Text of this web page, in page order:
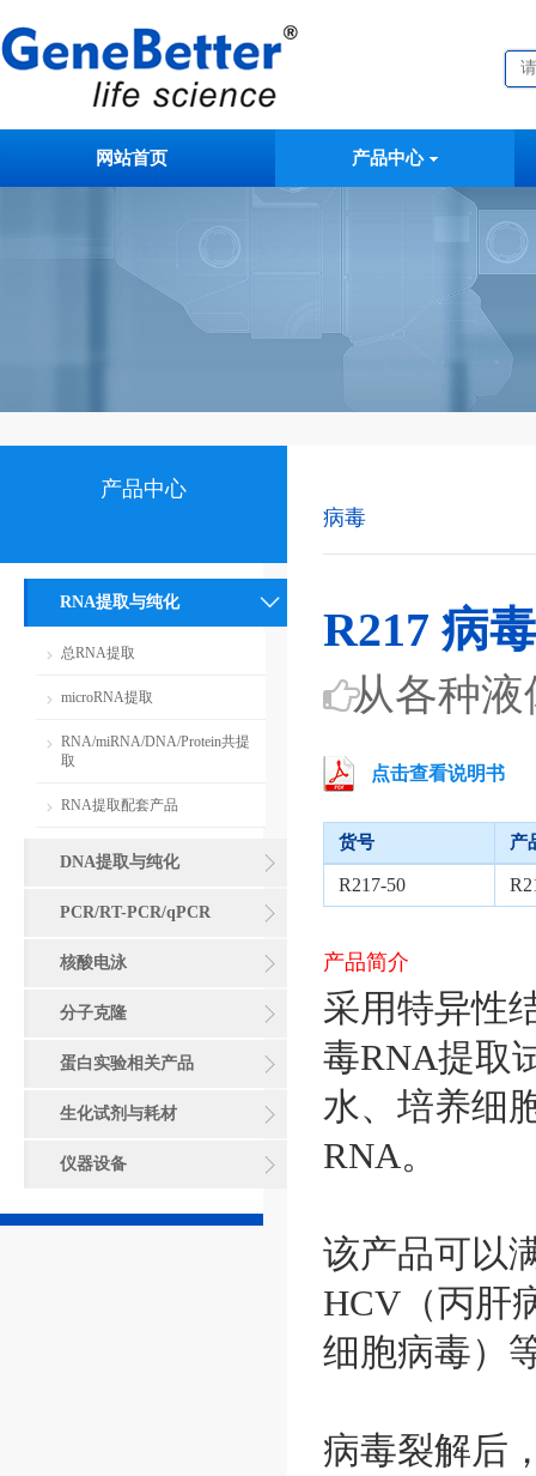
网站首页 产品中心
产品中心
RNA提取与纯化
总RNA提取
microRNA提取
RNA/miRNA/DNA/Protein共提
取
RNA提取配套产品
DNA提取与纯化
PCR/RT-PCR/qPCR
核酸电泳
分子克隆
蛋白实验相关产品
生化试剂与耗材
仪器设备
病毒
R217 病
从各种
点击查看说明书
货号 产
R217-50
产品简介
采用特异性
毒RNA提取
水、培养细
RNA。
该产品可以
HCV（丙肝
细胞病毒）
病毒裂解后